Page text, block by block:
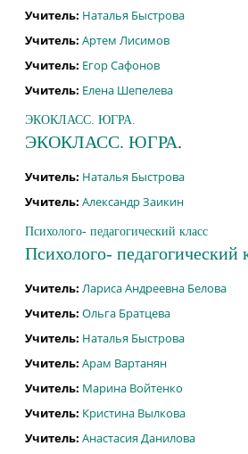
Учитель: Наталья Быстрова
Учитель: Артем Лисимов
Учитель: Егор Сафонов
Учитель: Елена Шепелева
ЭКОКЛАСС. ЮГРА.
ЭКОКЛАСС. ЮГРА.
Учитель: Наталья Быстрова
Учитель: Александр Заикин
Психолого- педагогический класс
Психолого- педагогический
Учитель: Лариса Андреевна Белова
Учитель: Ольга Братцева
Учитель: Наталья Быстрова
Учитель: Арам Вартанян
Учитель: Марина Войтенко
Учитель: Кристина Вылкова
Учитель: Анастасия Данилова